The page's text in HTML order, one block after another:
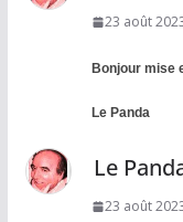
23 août
Bonjour mise
Le Panda
Le
23 août